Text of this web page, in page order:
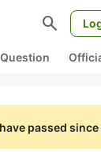
search
Question
passed